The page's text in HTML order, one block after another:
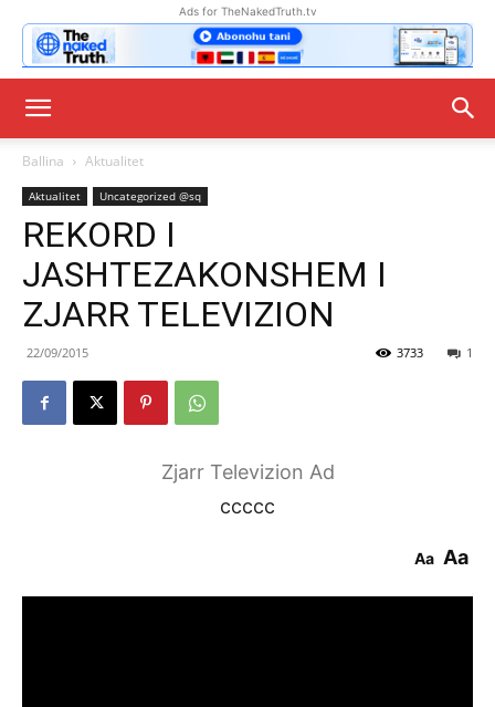
Ads for TheNakedTruth.tv
Ballina Aktualitet
Aktualitet Uncategorized @sq
REKORD I
JASHTEZAKONSHEM I
ZJARR TELEVIZION
22/09/2015 1
3733
Zjarr Televizion Ad
ccccc
Aa Aa